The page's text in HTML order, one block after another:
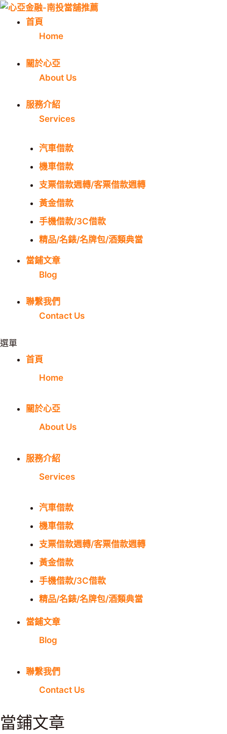
跳
首頁
Home
關於心亞
About Us
服務介紹
Services
汽車借款
機車借款
支票借款週轉/客票借款週轉
黃金借款
手機借款/3C借款
精品/名錶/名牌包/酒類典當
當鋪文章
Blog
聯繫我們
Contact Us
選單
首頁
Home
關於心亞
About Us
服務介紹
Services
汽車借款
機車借款
支票借款週轉/客票借款週轉
黃金借款
手機借款/3C借款
精品/名錶/名牌包/酒類典當
當鋪文章
Blog
聯繫我們
Contact Us
當鋪文章